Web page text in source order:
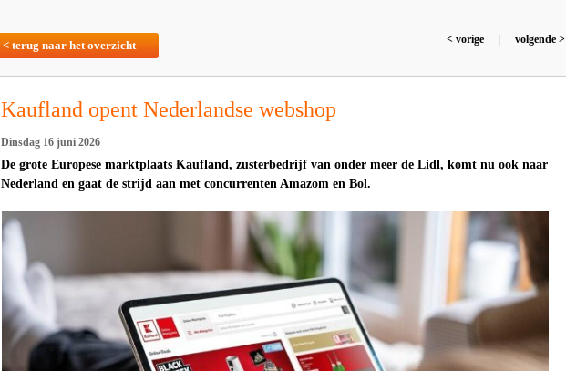
< terug naar het overzicht < vorige volgende >
Kaufland opent Nederlandse webshop
Dinsdag 16 juni 2026
De grote Europese marktplaats Kaufland, zusterbedrijf van onder meer de Lidl, komt nu ook naar
Nederland en gaat de strijd aan met concurrenten Amazom en Bol.